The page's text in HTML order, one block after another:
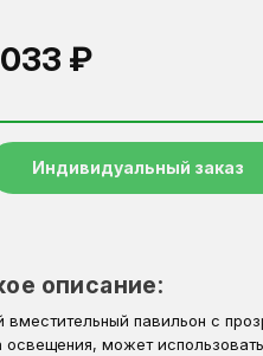
₽
Индивидуальный заказ
описание:
павильон с
может